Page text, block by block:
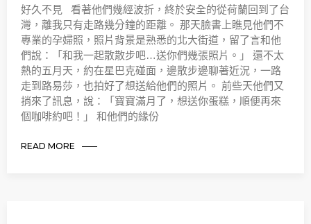
好久不見 看著他們幾經波折，終於安全的從荷蘭回到了台
灣，離我只有走路幾分鐘的距離。 那天臉書上瞧見他們不
專業的孕婦照，照片背景是熟悉的北大街道，留了言和他
們說：「和我一起散散步吧…送你們幾張照片。」 還不太
熱的五月天，約在星巴克碰面，邊散步邊聊著近況，一路
走到路易莎，也拍好了想送給他們的照片。 前些天他們又
捎來了訊息，說：「寶寶滿月了，想送你蛋糕，順便再來
個咖啡約吧！」 和他們的緣份
READ MORE